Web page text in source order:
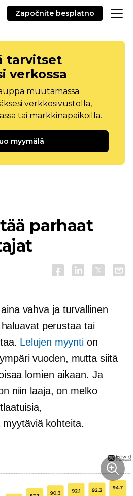
Započnite besplatno
tarvitset
verkossa
muutamassa
verkkosivustolla,
tai markkinapaikoilla.
myymälä
parhaat
vahva ja turvallinen
perustaa tai
Lelujen myynti on
ympäri vuoden, mutta siitä
lomien aikaan. Ja
niin laaja, on melko
myytäviä kohteita.